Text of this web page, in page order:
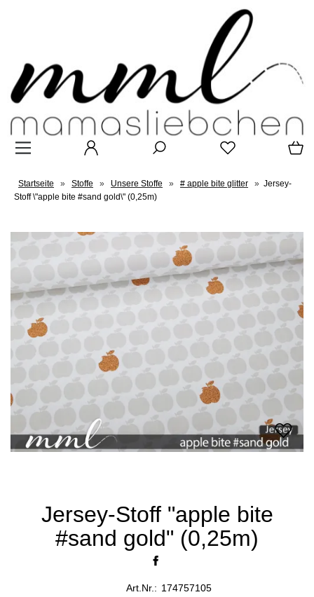
Startseite » Stoffe » Unsere Stoffe » # apple bite glitter » Jersey-
Stoff \"apple bite #sand gold\" (0,25m)
Jersey-Stoff "apple bite
#sand gold" (0,25m)
Art.Nr.: 174757105